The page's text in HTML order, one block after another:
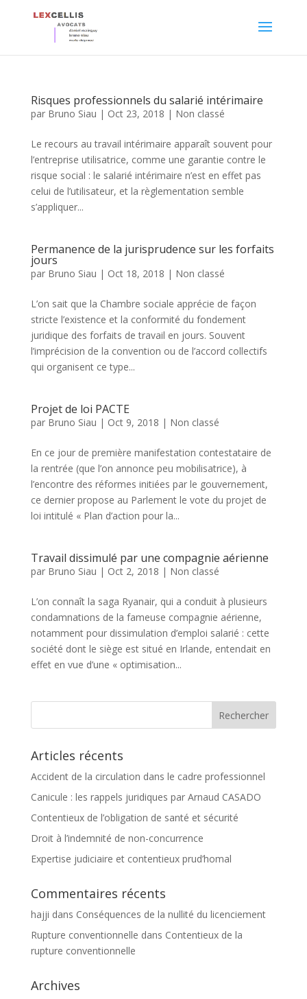
Risques professionnels du salarié intérimaire
par Bruno Siau | Oct 23, 2018 | Non classé
Le recours au travail intérimaire apparaît souvent pour
l’entreprise utilisatrice, comme une garantie contre le
risque social : le salarié intérimaire n’est en effet pas
celui de l’utilisateur, et la règlementation semble
s’appliquer...
Permanence de la jurisprudence sur les forfaits
jours
par Bruno Siau | Oct 18, 2018 | Non classé
L’on sait que la Chambre sociale apprécie de façon
stricte l’existence et la conformité du fondement
juridique des forfaits de travail en jours. Souvent
l’imprécision de la convention ou de l’accord collectifs
qui organisent ce type...
Projet de loi PACTE
par Bruno Siau | Oct 9, 2018 | Non classé
En ce jour de première manifestation contestataire de
la rentrée (que l’on annonce peu mobilisatrice), à
l’encontre des réformes initiées par le gouvernement,
ce dernier propose au Parlement le vote du projet de
loi intitulé « Plan d’action pour la...
Travail dissimulé par une compagnie aérienne
par Bruno Siau | Oct 2, 2018 | Non classé
L’on connaît la saga Ryanair, qui a conduit à plusieurs
condamnations de la fameuse compagnie aérienne,
notamment pour dissimulation d’emploi salarié : cette
société dont le siège est situé en Irlande, entendait en
effet en vue d’une « optimisation...
Articles récents
Accident de la circulation dans le cadre professionnel
Canicule : les rappels juridiques par Arnaud CASADO
Contentieux de l’obligation de santé et sécurité
Droit à l’indemnité de non-concurrence
Expertise judiciaire et contentieux prud’homal
Commentaires récents
hajji dans Conséquences de la nullité du licenciement
Rupture conventionnelle dans Contentieux de la
rupture conventionnelle
Archives